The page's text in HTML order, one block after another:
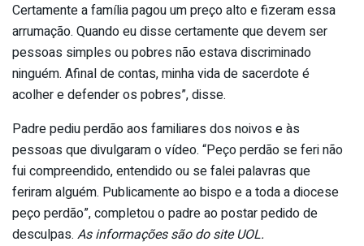
Certamente a família pagou um preço alto e fizeram essa
arrumação. Quando eu disse certamente que devem ser
pessoas simples ou pobres não estava discriminado
ninguém. Afinal de contas, minha vida de sacerdote é
acolher e defender os pobres”, disse.
Padre pediu perdão aos familiares dos noivos e às
pessoas que divulgaram o vídeo. “Peço perdão se feri não
fui compreendido, entendido ou se falei palavras que
feriram alguém. Publicamente ao bispo e a toda a diocese
peço perdão”, completou o padre ao postar pedido de
desculpas. As informações são do site UOL.